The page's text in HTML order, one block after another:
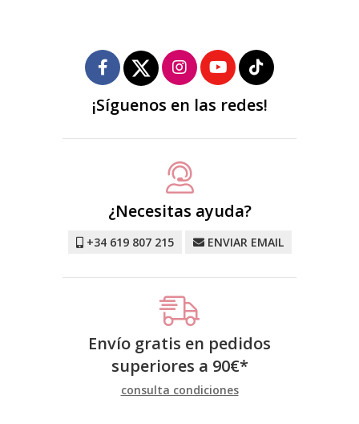
¡Síguenos en las redes!
¿Necesitas ayuda?
+34 619 807 215 ENVIAR EMAIL
Envío gratis en pedidos
superiores a 90€*
consulta condiciones